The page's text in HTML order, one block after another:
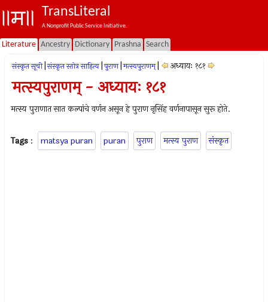
TransLiteral
A Nonprofit Public Service Initiative.
Literature Ancestry Dictionary Prashna Search
संस्कृत सूची संस्कृत स्तोत्र साहित्य पुराण मत्स्यपुराणम्‌ अध्यायः १८१
मत्स्यपुराणम् - अध्यायः १८१
मत्स्य पुराणात सात कल्पांचे वर्णन असून हे पुराण नृसिंह वर्णनापासून सुरू होते.
Tags : matsya puran puran पुराण मत्स्य पुराण संस्कृत